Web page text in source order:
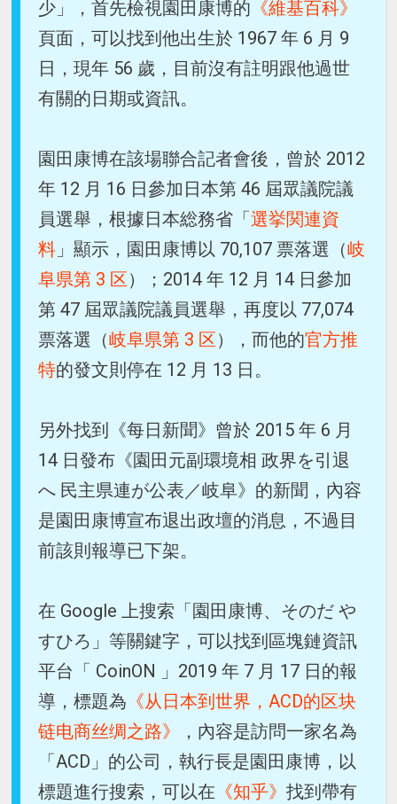
少」，首先檢視園田康博的 《維基百科》
頁面，可以找到他出生於 1967 年 6 月 9
日，現年 56 歲，目前沒有註明跟他過世
有關的日期或資訊。
園田康博在該場聯合記者會後，曾於 2012
年 12 月 16 日參加日本第 46 屆眾議院議
員選舉，根據日本総務省「選挙関連資
料 」顯示，園田康博以 70,107 票落選（岐
阜県第 3 区）；2014 年 12 月 14 日參加
第 47 屆眾議院議員選舉，再度以 77,074
票落選（岐阜県第 3 区），而他的官方推
特的發文則停在 12 月 13 日。
另外找到《每日新聞》曾於 2015 年 6 月
14 日發布《園田元副環境相 政界を引退
へ 民主県連が公表／岐阜》的新聞，內容
是園田康博宣布退出政壇的消息，不過目
前該則報導已下架。
在 Google 上搜索「園田康博、そのだ や
すひろ」等關鍵字，可以找到區塊鏈資訊
平台「 CoinON 」2019 年 7 月 17 日的報
導，標題為 《从日本到世界，ACD的区块
链电商丝绸之路》
，內容是訪問一家名為
「ACD」的公司，執行長是園田康博，以
標題進行搜索，可以在 《知乎》找到帶有